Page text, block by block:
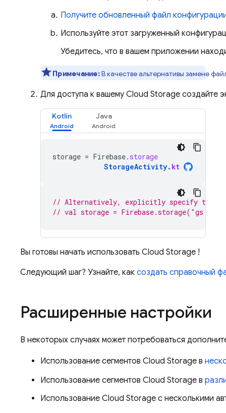
Получите обновленный файл
Используйте этот загруженный
Убедитесь, что в вашем приложении
Примечание:В качестве альтернативы замене
Для доступа к вашему Cloud Storage создайте
Kotlin Java
storage = Firebase. storage
StorageActivity. kt
// Alternatively, explicitly specify the
// val storage = Firebase.storage("gs://
Вы готовы начать использовать Cloud Storage !
Следующий шаг? Узнайте, как создать справочный
Расширенные настройки
В некоторых случаях может потребоваться
Использование сегментов Cloud Storage в
Использование сегментов Cloud Storage в
Использование Cloud Storage с несколькими